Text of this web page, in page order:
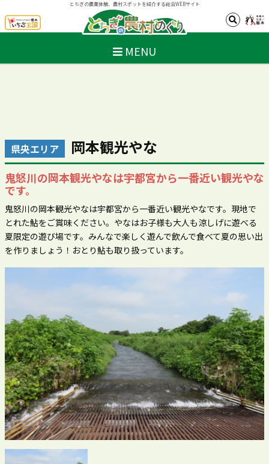
とちぎの農業体験、農村スポットを紹介する総合WEBサイト
MENU
県央エリア 岡本観光やな
鬼怒川の岡本観光やなは宇都宮から一番近い観光やな
です。
鬼怒川の岡本観光やなは宇都宮から一番近い観光やなです。現地で
とれた鮎をご賞味ください。やなはお子様も大人も涼しげに遊べる
夏限定の遊び場です。みんなで楽しく遊んで飲んで食べて夏の思い出
を作りましょう！おとり鮎も取り扱っています。